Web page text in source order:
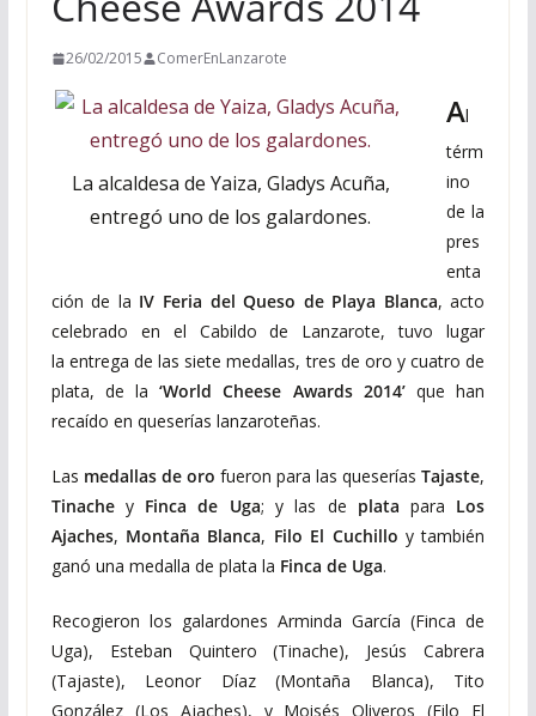
26/02/2015 ComerEnLanzarote
La alcaldesa de Yaiza, Gladys Acuña,
entregó uno de los galardones.
Al
térm
ino
de la
pres
enta
ción de la IV Feria del Queso de Playa Blanca, acto
celebrado en el Cabildo de Lanzarote, tuvo lugar
la entrega de las siete medallas, tres de oro y cuatro de
plata, de la ‘World Cheese Awards 2014’que han
recaído en queserías lanzaroteñas.
Las medallas de oro fueron para las queseríasTajaste,
Tinachey Finca de Uga; y las de plata para Los
Ajaches, Montaña Blanca, Filo El Cuchillo y también
ganó una medalla de plata la Finca de Uga.
Recogieron los galardones Arminda García (Finca de
Uga), Esteban Quintero (Tinache), Jesús Cabrera
(Tajaste), Leonor Díaz (Montaña Blanca), Tito
González (Los Ajaches), y Moisés Oliveros (Filo El